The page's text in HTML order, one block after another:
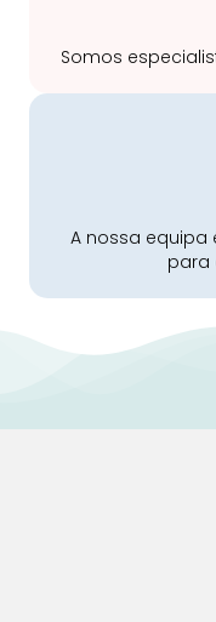
Somos
A nossa equipa
para